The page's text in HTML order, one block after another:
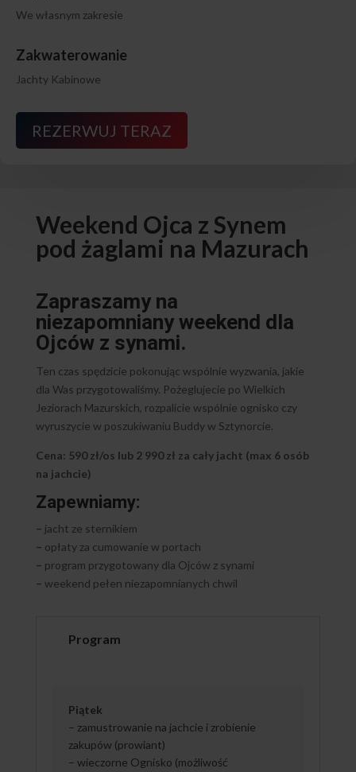
We własnym zakresie
Zakwaterowanie
Jachty Kabinowe
REZERWUJ TERAZ
Weekend Ojca z Synem
pod żaglami na Mazurach
Zapraszamy na
niezapomniany weekend dla
Ojców z synami.
Ten czas spędzicie pokonując wspólnie wyzwania, jakie
dla Was przygotowaliśmy. Pożeglujecie po Wielkich
Jeziorach Mazurskich, rozpalicie wspólnie ognisko czy
wyruszycie w poszukiwaniu Buddy w Sztynorcie.
Cena: 590 zł/os lub 2 990 zł za cały jacht (max 6 osób
na jachcie)
Zapewniamy:
– jacht ze sternikiem
– opłaty za cumowanie w portach
– program przygotowany dla Ojców z synami
– weekend pełen niezapomnianych chwil
Program
Piątek
– zamustrowanie na jachcie i zrobienie
zakupów (prowiant)
– wieczorne Ognisko (możliwość